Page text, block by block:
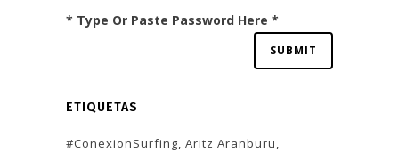
* Type Or Paste Password Here *
ETIQUETAS
#ConexionSurfing Aritz Aranburu